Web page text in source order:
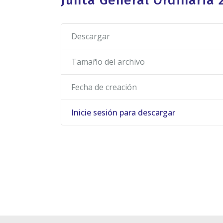
Descargar
Tamaño del archivo
Fecha de creación
Inicie sesión para descargar